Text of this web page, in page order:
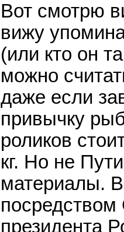
Вот смотрю
вижу
(или кто он
можно
даже если
привычку
роликов
кг. Но не
материалы.
президента